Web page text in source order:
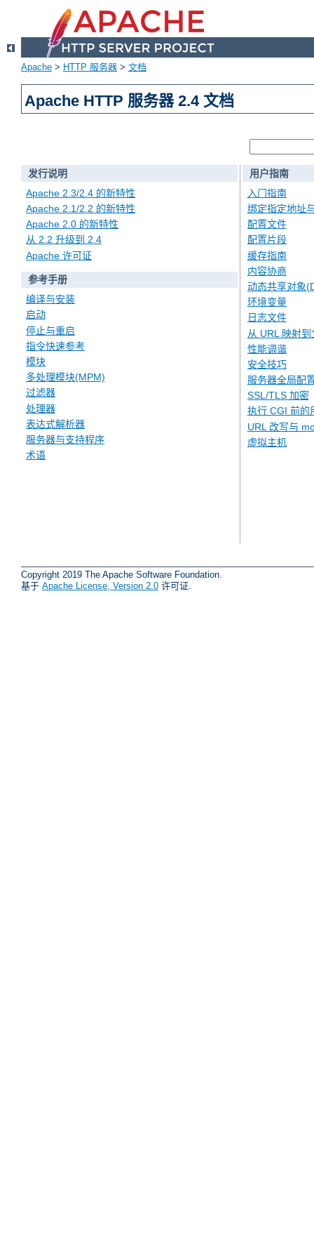
Apache > HTTP 服务器 > 文档
Apache HTTP 服务器 2.4 文档
发行说明
Apache 2.3/2.4 的新特性
Apache 2.1/2.2 的新特性
Apache 2.0 的新特性
从 2.2 升级到 2.4
Apache 许可证
参考手册
编译与安装
启动
停止与重启
指令快速参考
模块
多处理模块(MPM)
过滤器
处理器
表达式解析器
服务器与支持程序
术语
用户指南
入门指南
绑定指定地址
配置文件
配置片段
缓存指南
内容协商
动态共享对象
环境变量
日志文件
从 URL 映射
性能调谐
安全技巧
服务器全局配
SSL/TLS 加密
执行 CGI 前的
URL 改写与
虚拟主机
Copyright 2019 The Apache Software Foundation.
基于 Apache License, Version 2.0 许可证.